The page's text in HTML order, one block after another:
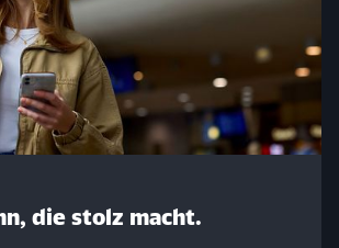
die stolz macht.